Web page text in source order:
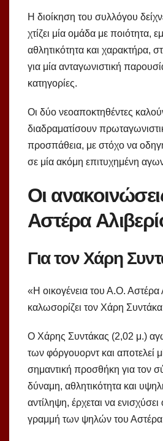
Η διοίκηση του συλλόγου
χτίζει μία ομάδα με ποιότητα,
αθλητικότητα και χαρακτήρα,
για μία ανταγωνιστική
κατηγορίες.
Οι δύο νεοαποκτηθέντες
διαδραματίσουν
προσπάθεια, με στόχο να
σε μία ακόμη επιτυχημένη
Οι
Αστέρα
Για τον Χάρη
«Η οικογένεια του Α.Ο. Αστέρα
καλωσορίζει τον Χάρη
Ο Χάρης Συντάκας (2,02 μ.)
των φόργουορντ και αποτελεί
σημαντική προσθήκη για τον
δύναμη, αθλητικότητα και
αντίληψη, έρχεται να ενισχύσει
γραμμή των ψηλών του